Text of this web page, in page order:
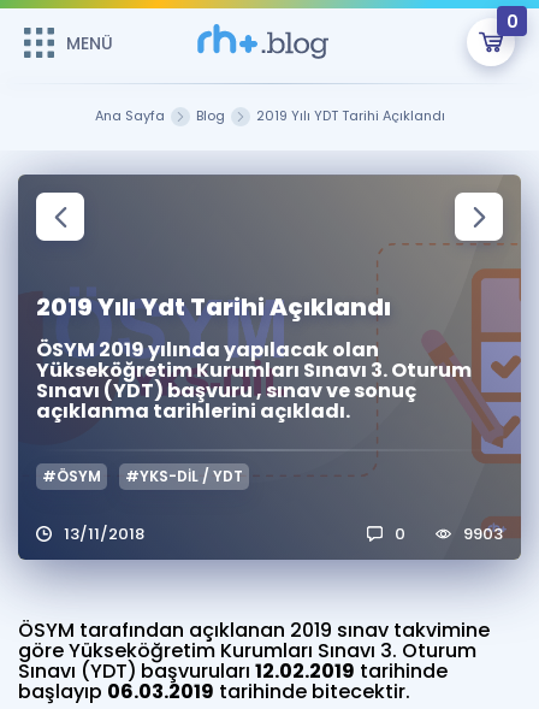
MENÜ
0
Şifremi Hatırlamıyorum
ÜYE DEĞİLİM
Sepetin Şu An Boş.
Remzi Hoca ile seni sınava hazırlayacak onlarca eğitim seni
MENÜ
Çalışma Paketleri
Katılımcı Görüşleri
Faydalı Araçlar
Ücretsiz Kaynaklar
Puan Hesaplama
ÖSYM Sınav Takvimi
İngilizce Gramer
Hakkımızda
Soru & Cevap
Ana Sayfa Blog 2019 Yılı YDT Tarihi Açıklandı
2019 Yılı Ydt Tarihi Açıklandı
ÖSYM 2019 yılında yapılacak olan
Yükseköğretim Kurumları Sınavı 3. Oturum
Sınavı (YDT) başvuru , sınav ve sonuç
açıklanma tarihlerini açıkladı.
#ÖSYM #YKS-DİL / YDT
13/11/2018 0 9903
ÖSYM tarafından açıklanan 2019 sınav takvimine
göre Yükseköğretim Kurumları Sınavı 3. Oturum
Sınavı (YDT) başvuruları 12.02.2019 tarihinde
başlayıp 06.03.2019 tarihinde bitecektir.